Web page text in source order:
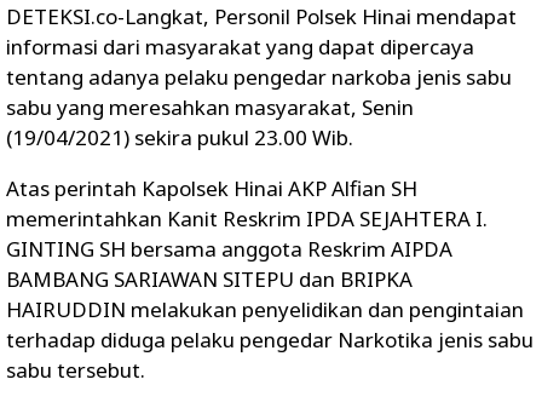
DETEKSI.co-Langkat, Personil Polsek Hinai mendapat
informasi dari masyarakat yang dapat dipercaya
tentang adanya pelaku pengedar narkoba jenis sabu
sabu yang meresahkan masyarakat, Senin
(19/04/2021) sekira pukul 23.00 Wib.
Atas perintah Kapolsek Hinai AKP Alfian SH
memerintahkan Kanit Reskrim IPDA SEJAHTERA I.
GINTING SH bersama anggota Reskrim AIPDA
BAMBANG SARIAWAN SITEPU dan BRIPKA
HAIRUDDIN melakukan penyelidikan dan pengintaian
terhadap diduga pelaku pengedar Narkotika jenis sabu
sabu tersebut.